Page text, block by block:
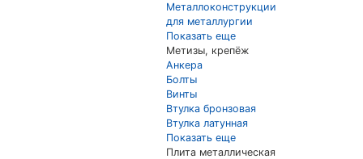
Металлоконструкции
для металлургии
Показать еще
Метизы, крепёж
Анкера
Болты
Винты
Втулка бронзовая
Втулка латунная
Показать еще
Плита металлическая